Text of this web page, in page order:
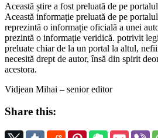
Această știre a fost preluată de pe
Această informație preluată de pe
reprezintă o informație oficială a unei
prezintă o informație veridică. potrivit
preluate chiar de la un portal la altul,
necesită drept de autor, însă din spirit
acestora.
Vidjean Mihai – senior editor
Share this: